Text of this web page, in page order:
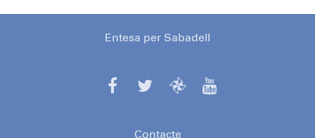
Entesa per Sabadell
Contacte